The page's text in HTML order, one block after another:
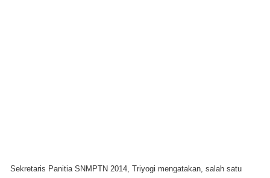
Sekretaris Panitia SNMPTN 2014, Triyogi mengatakan, salah satu